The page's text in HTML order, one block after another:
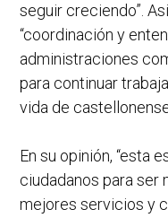
seguir creciendo”.
“coordinación y
administraciones
para continuar
vida de
En su opinión, “esta
ciudadanos para
mejores servicios y